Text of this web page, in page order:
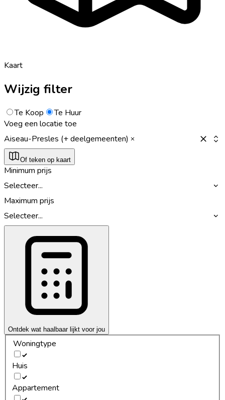
Kaart
Wijzig filter
Te Koop
Te Huur
Voeg een locatie toe
Aiseau-Presles (+ deelgemeenten)
Of teken op kaart
Minimum prijs
Selecteer...
Maximum prijs
Selecteer...
Ontdek wat haalbaar lijkt voor jou
Woningtype
Huis
Appartement